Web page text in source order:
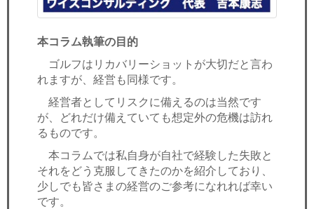
本コラム執筆の目的
ゴルフはリカバリーショットが大切だと言わ
れますが、経営も同様です。
経営者としてリスクに備えるのは当然です
が、どれだけ備えていても想定外の危機は訪れ
るものです。
本コラムでは私自身が自社で経験した失敗と
それをどう克服してきたのかを紹介しており、
少しでも皆さまの経営のご参考になれれば幸い
です。